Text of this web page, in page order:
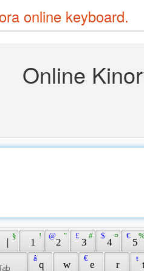
online keyboard.
Online
|
§
1
!
2
"
@
3
#
£
4
¤
$
5
€
q
â
w e
€
r
ŧ